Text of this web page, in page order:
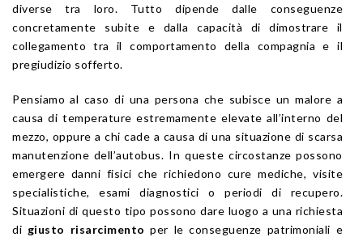
diverse tra loro. Tutto dipende dalle conseguenze
concretamente subite e dalla capacità di dimostrare il
collegamento tra il comportamento della compagnia e il
pregiudizio sofferto.
Pensiamo al caso di una persona che subisce un malore a
causa di temperature estremamente elevate all’interno del
mezzo, oppure a chi cade a causa di una situazione di scarsa
manutenzione dell’autobus. In queste circostanze possono
emergere danni fisici che richiedono cure mediche, visite
specialistiche, esami diagnostici o periodi di recupero.
Situazioni di questo tipo possono dare luogo a una richiesta
di giusto risarcimento per le conseguenze patrimoniali e